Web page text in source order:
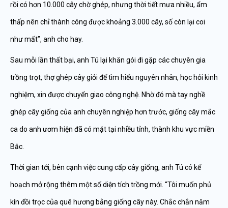
rồi có hơn 10.000 cây chờ ghép, nhưng thời tiết mưa nhiều, ẩm
thấp nên chỉ thành công được khoảng 3.000 cây, số còn lại coi
như mất”, anh cho hay.
Sau mỗi lần thất bại, anh Tú lại khăn gói đi gặp các chuyên gia
trồng trọt, thợ ghép cây giỏi để tìm hiểu nguyên nhân, học hỏi kinh
nghiệm, xin được chuyển giao công nghệ. Nhờ đó mà tay nghề
ghép cây giống của anh chuyên nghiệp hơn trước, giống cây mắc
ca do anh ươm hiện đã có mặt tại nhiều tỉnh, thành khu vực miền
Bắc.
Thời gian tới, bên cạnh việc cung cấp cây giống, anh Tú có kế
hoạch mở rộng thêm một số diện tích trồng mới. “Tôi muốn phủ
kín đồi trọc của quê hương bằng giống cây này. Chắc chắn năm